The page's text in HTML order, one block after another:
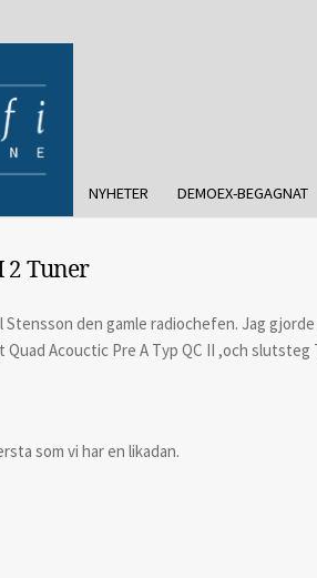
NYHETER DEMOEX-BEGAGNAT
2 Tuner
den gamle radiochefen. Jag
Acouctic Pre A Typ QC II ,och slutsteg
som vi har en likadan.